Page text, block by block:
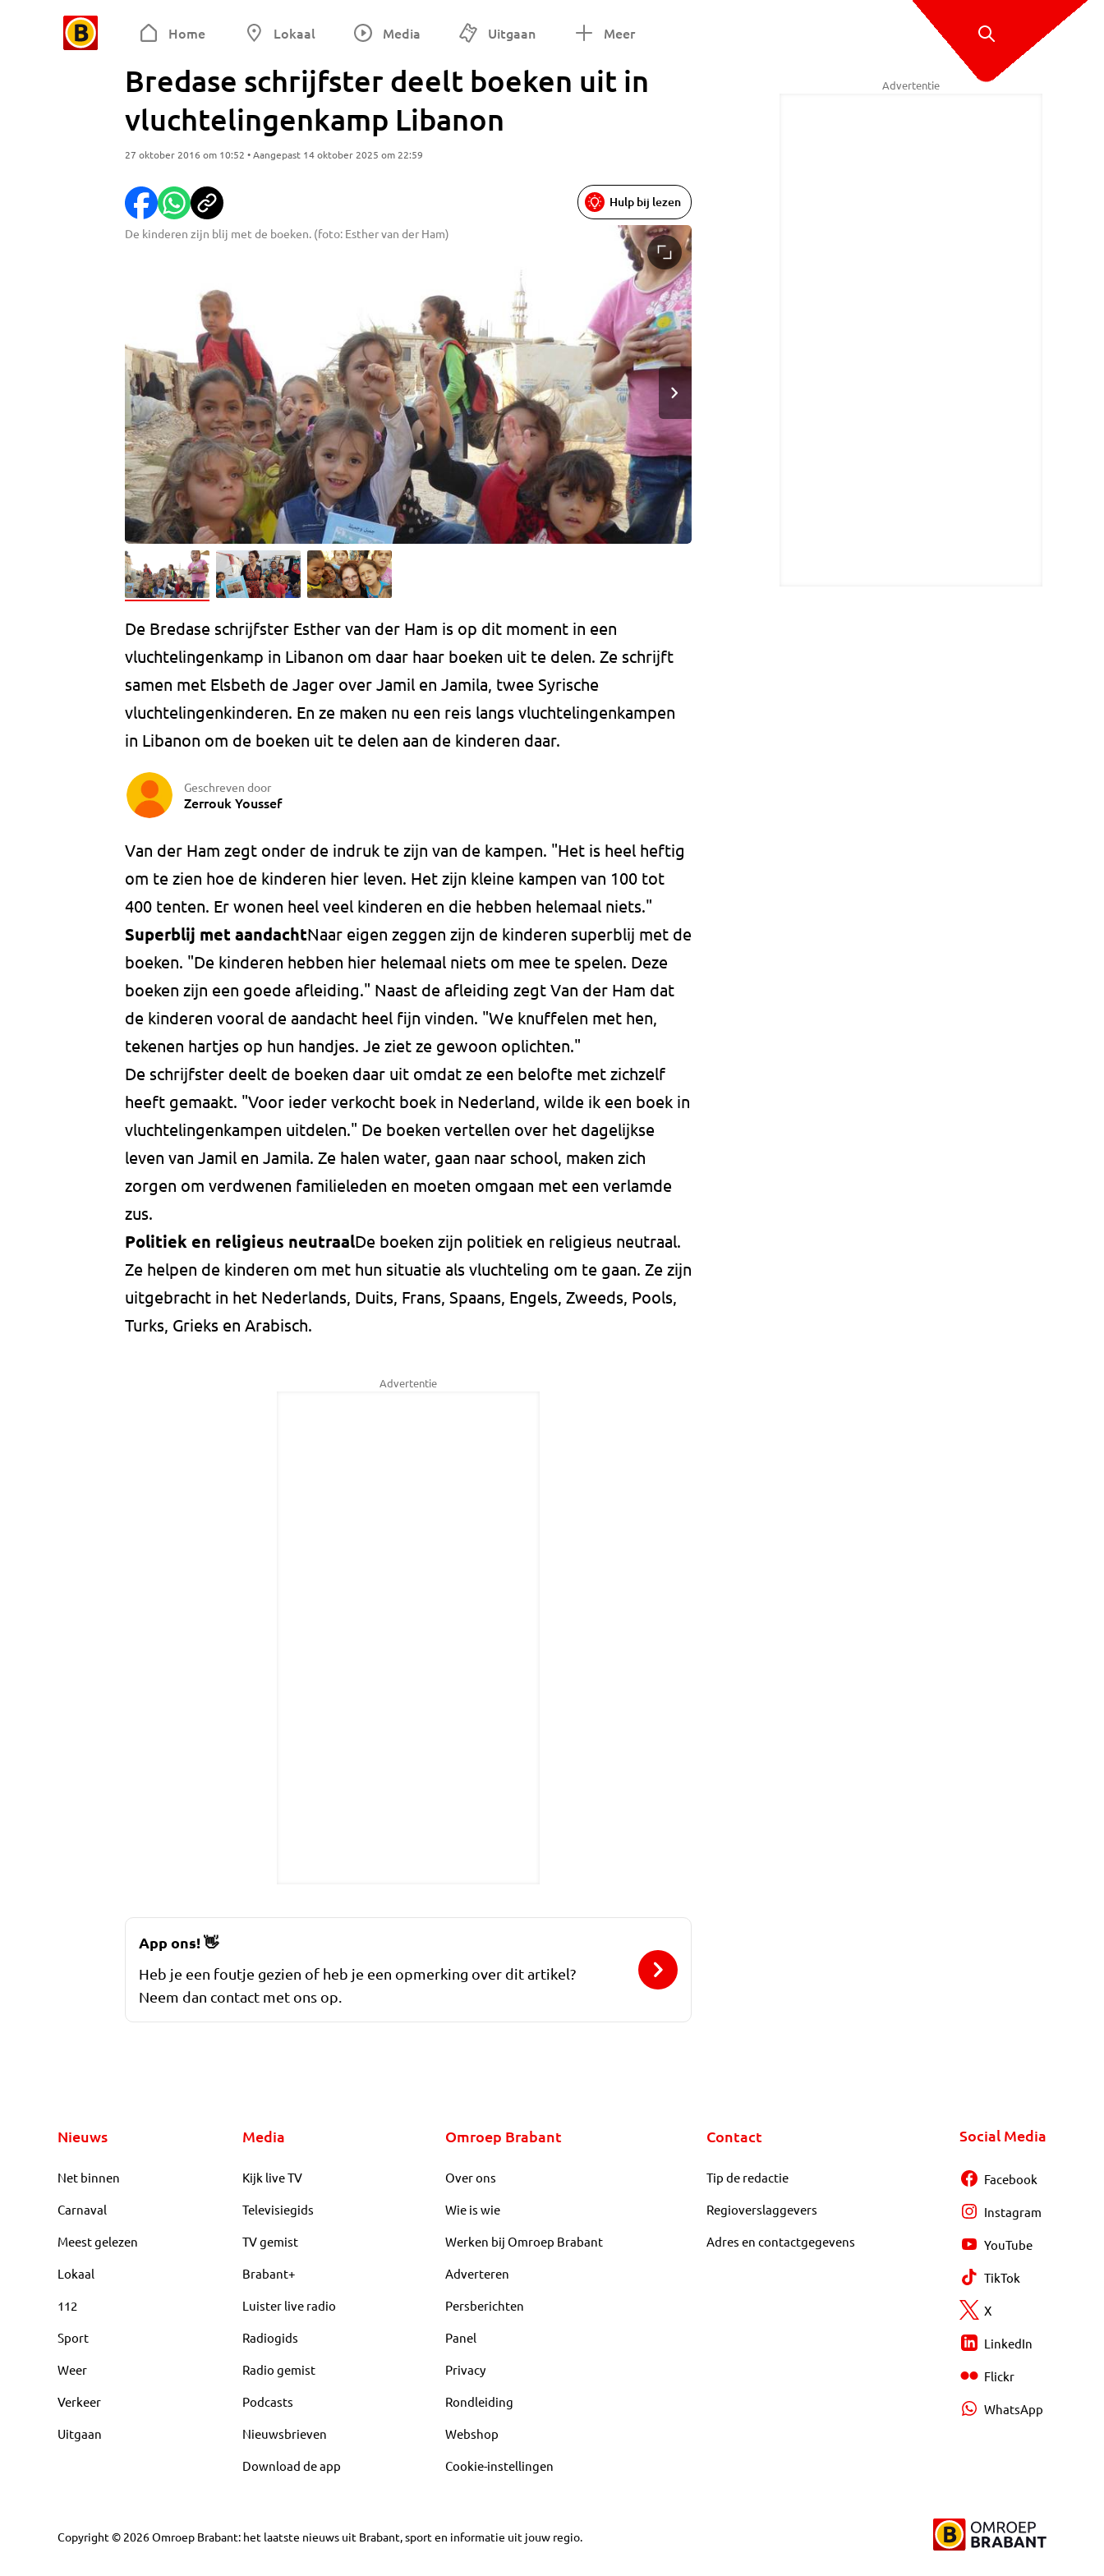
Home Lokaal Media Uitgaan Meer
Bredase schrijfster deelt boeken uit in
vluchtelingenkamp Libanon
27 oktober 2016 om 10:52 • Aangepast 14 oktober 2025 om 22:59
De kinderen zijn blij met de boeken. (foto: Esther van der Ham)
Hulp bij lezen
De Bredase schrijfster Esther van der Ham is op dit moment in een
vluchtelingenkamp in Libanon om daar haar boeken uit te delen. Ze schrijft
samen met Elsbeth de Jager over Jamil en Jamila, twee Syrische
vluchtelingenkinderen. En ze maken nu een reis langs vluchtelingenkampen
in Libanon om de boeken uit te delen aan de kinderen daar.
Geschreven door
Zerrouk Youssef
Van der Ham zegt onder de indruk te zijn van de kampen. "Het is heel heftig
om te zien hoe de kinderen hier leven. Het zijn kleine kampen van 100 tot
400 tenten. Er wonen heel veel kinderen en die hebben helemaal niets."
Superblij met aandachtNaar eigen zeggen zijn de kinderen superblij met de
boeken. "De kinderen hebben hier helemaal niets om mee te spelen. Deze
boeken zijn een goede afleiding." Naast de afleiding zegt Van der Ham dat
de kinderen vooral de aandacht heel fijn vinden. "We knuffelen met hen,
tekenen hartjes op hun handjes. Je ziet ze gewoon oplichten."
De schrijfster deelt de boeken daar uit omdat ze een belofte met zichzelf
heeft gemaakt. "Voor ieder verkocht boek in Nederland, wilde ik een boek in
vluchtelingenkampen uitdelen." De boeken vertellen over het dagelijkse
leven van Jamil en Jamila. Ze halen water, gaan naar school, maken zich
zorgen om verdwenen familieleden en moeten omgaan met een verlamde
zus.
Politiek en religieus neutraalDe boeken zijn politiek en religieus neutraal.
Ze helpen de kinderen om met hun situatie als vluchteling om te gaan. Ze zijn
uitgebracht in het Nederlands, Duits, Frans, Spaans, Engels, Zweeds, Pools,
Turks, Grieks en Arabisch.
Advertentie
Advertentie
App ons!👋
Heb je een foutje gezien of heb je een opmerking over dit artikel?
Neem dan contact met ons op.
Nieuws
Net binnen
Carnaval
Meest gelezen
Lokaal
112
Sport
Weer
Verkeer
Uitgaan
Media
Kijk live TV
Televisiegids
TV gemist
Brabant+
Luister live radio
Radiogids
Radio gemist
Podcasts
Nieuwsbrieven
Download de app
Omroep Brabant
Over ons
Wie is wie
Werken bij Omroep Brabant
Adverteren
Persberichten
Panel
Privacy
Rondleiding
Webshop
Cookie-instellingen
Contact
Tip de redactie
Regioverslaggevers
Adres en contactgegevens
Social Media
Facebook
Instagram
YouTube
TikTok
X
LinkedIn
Flickr
WhatsApp
Copyright © 2026Omroep Brabant: het laatste nieuws uit Brabant, sport en informatie uit jouw regio.